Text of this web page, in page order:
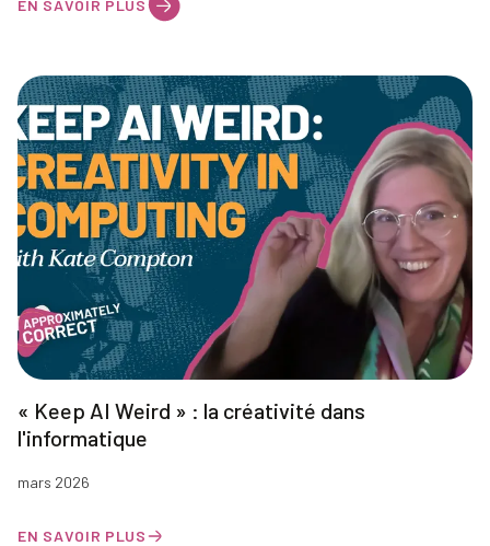
EN SAVOIR PLUS
« Keep AI Weird » : la créativité dans
l'informatique
mars 2026
EN SAVOIR PLUS